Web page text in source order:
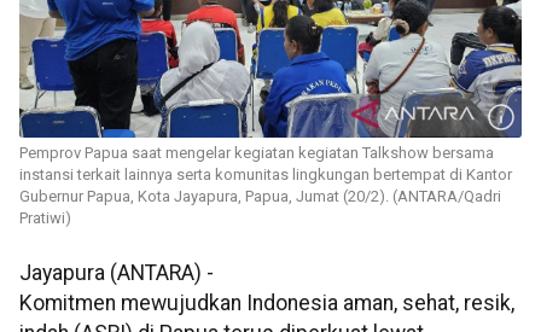
Pemprov Papua saat mengelar kegiatan kegiatan Talkshow bersama
instansi terkait lainnya serta komunitas lingkungan bertempat di Kantor
Gubernur Papua, Kota Jayapura, Papua, Jumat (20/2). (ANTARA/Qadri
Pratiwi)
Jayapura (ANTARA) -
Komitmen mewujudkan Indonesia aman, sehat, resik,